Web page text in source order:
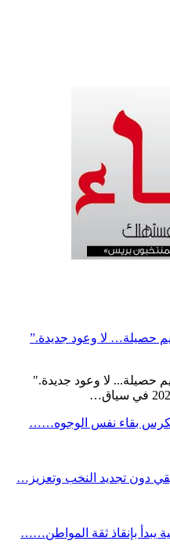
حصيلة… لا وعود جديدة.”
حصيلة... لا وعود جديدة."
يكرس بقاء نفس الوجوه……
دون تجديد النخب وتعزيز…
يبدأ بإنقاذ ثقة المواطن……